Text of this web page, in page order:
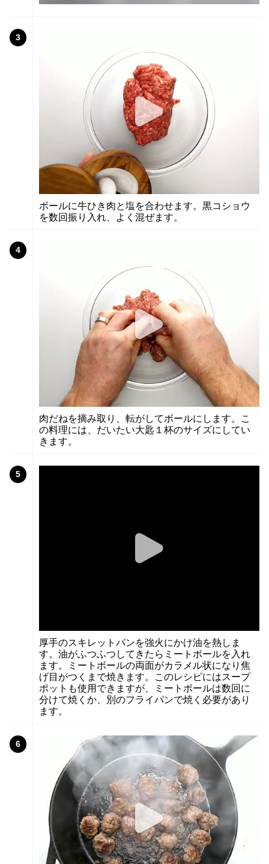
3
ボールに牛ひき肉と塩を合わせます。黒コショウ
を数回振り入れ、よく混ぜます。
4
肉だねを摘み取り、転がしてボールにします。こ
の料理には、だいたい大匙１杯のサイズにしてい
きます。
5
厚手のスキレットパンを強火にかけ油を熱しま
す。油がふつふつしてきたらミートボールを入れ
ます。ミートボールの両面がカラメル状になり焦
げ目がつくまで焼きます。このレシピにはスープ
ポットも使用できますが、ミートボールは数回に
分けて焼くか、別のフライパンで焼く必要があり
ます。
6